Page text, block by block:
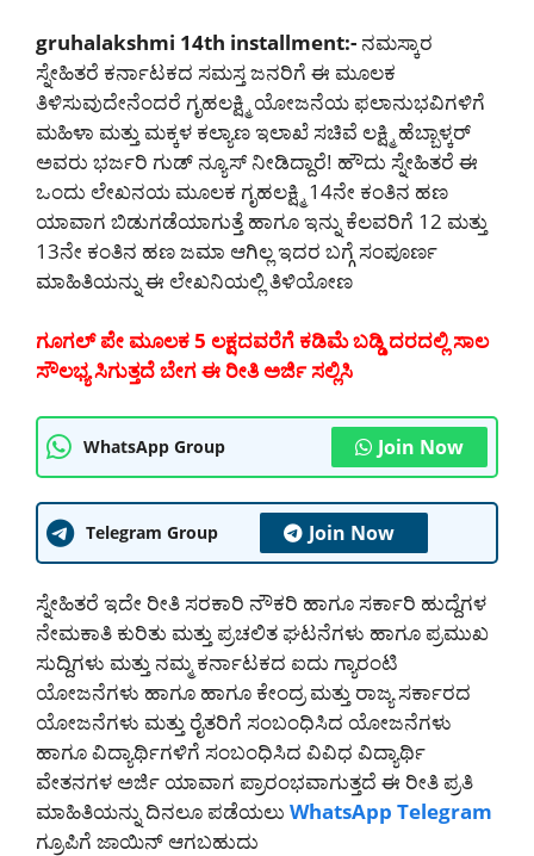
gruhalakshmi 14th installment:- ನಮಸ್ಕಾರ
ಸ್ನೇಹಿತರೆ ಕರ್ನಾಟಕದ ಸಮಸ್ತ ಜನರಿಗೆ ಈ ಮೂಲಕ
ತಿಳಿಸುವುದೇನೆಂದರೆ ಗೃಹಲಕ್ಷ್ಮಿ ಯೋಜನೆಯ ಫಲಾನುಭವಿಗಳಿಗೆ
ಮಹಿಳಾ ಮತ್ತು ಮಕ್ಕಳ ಕಲ್ಯಾಣ ಇಲಾಖೆ ಸಚಿವೆ ಲಕ್ಷ್ಮಿ ಹೆಬ್ಬಾಳ್ಕರ್
ಅವರು ಭರ್ಜರಿ ಗುಡ್ ನ್ಯೂಸ್ ನೀಡಿದ್ದಾರೆ! ಹೌದು ಸ್ನೇಹಿತರೆ ಈ
ಒಂದು ಲೇಖನಯ ಮೂಲಕ ಗೃಹಲಕ್ಷ್ಮಿ 14ನೇ ಕಂತಿನ ಹಣ
ಯಾವಾಗ ಬಿಡುಗಡೆಯಾಗುತ್ತೆ ಹಾಗೂ ಇನ್ನು ಕೆಲವರಿಗೆ 12 ಮತ್ತು
13ನೇ ಕಂತಿನ ಹಣ ಜಮಾ ಆಗಿಲ್ಲ ಇದರ ಬಗ್ಗೆ ಸಂಪೂರ್ಣ
ಮಾಹಿತಿಯನ್ನು ಈ ಲೇಖನಿಯಲ್ಲಿ ತಿಳಿಯೋಣ
ಗೂಗಲ್ ಪೇ ಮೂಲಕ 5 ಲಕ್ಷದವರೆಗೆ ಕಡಿಮೆ ಬಡ್ಡಿ ದರದಲ್ಲಿ ಸಾಲ
ಸೌಲಭ್ಯ ಸಿಗುತ್ತದೆ ಬೇಗ ಈ ರೀತಿ ಅರ್ಜಿ ಸಲ್ಲಿಸಿ
WhatsApp Group Join Now
Telegram Group Join Now
ಸ್ನೇಹಿತರೆ ಇದೇ ರೀತಿ ಸರಕಾರಿ ನೌಕರಿ ಹಾಗೂ ಸರ್ಕಾರಿ ಹುದ್ದೆಗಳ
ನೇಮಕಾತಿ ಕುರಿತು ಮತ್ತು ಪ್ರಚಲಿತ ಘಟನೆಗಳು ಹಾಗೂ ಪ್ರಮುಖ
ಸುದ್ದಿಗಳು ಮತ್ತು ನಮ್ಮ ಕರ್ನಾಟಕದ ಐದು ಗ್ಯಾರಂಟಿ
ಯೋಜನೆಗಳು ಹಾಗೂ ಹಾಗೂ ಕೇಂದ್ರ ಮತ್ತು ರಾಜ್ಯ ಸರ್ಕಾರದ
ಯೋಜನೆಗಳು ಮತ್ತು ರೈತರಿಗೆ ಸಂಬಂಧಿಸಿದ ಯೋಜನೆಗಳು
ಹಾಗೂ ವಿದ್ಯಾರ್ಥಿಗಳಿಗೆ ಸಂಬಂಧಿಸಿದ ವಿವಿಧ ವಿದ್ಯಾರ್ಥಿ
ವೇತನಗಳ ಅರ್ಜಿ ಯಾವಾಗ ಪ್ರಾರಂಭವಾಗುತ್ತದೆ ಈ ರೀತಿ ಪ್ರತಿ
ಮಾಹಿತಿಯನ್ನು ದಿನಲೂ ಪಡೆಯಲು WhatsApp Telegram
ಗ್ರೂಪಿಗೆ ಜಾಯಿನ್ ಆಗಬಹುದು